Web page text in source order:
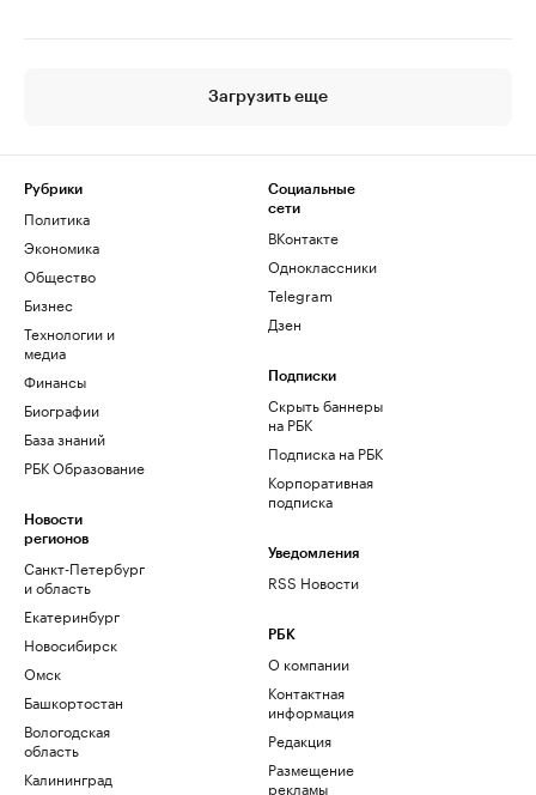
Загрузить еще
Рубрики
Политика
Экономика
Общество
Бизнес
Технологии и
медиа
Финансы
Биографии
База знаний
РБК Образование
Новости
регионов
Санкт-Петербург
и область
Екатеринбург
Новосибирск
Омск
Башкортостан
Вологодская
область
Калининград
Социальные
сети
ВКонтакте
Одноклассники
Telegram
Дзен
Подписки
Скрыть баннеры
на РБК
Подписка на РБК
Корпоративная
подписка
Уведомления
RSS Новости
РБК
О компании
Контактная
информация
Редакция
Размещение
рекламы